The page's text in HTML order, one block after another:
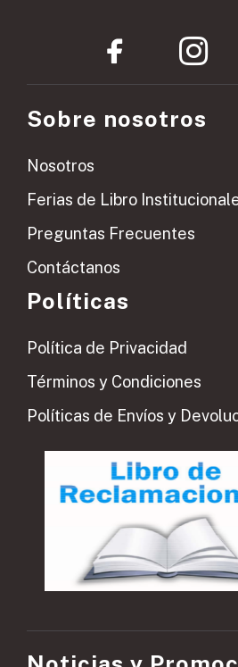
Sobre nosotros
Nosotros
Ferias de Libro
Preguntas Frecuentes
Contáctanos
Políticas
Política de Privacidad
Términos y Condiciones
Políticas de Envíos y